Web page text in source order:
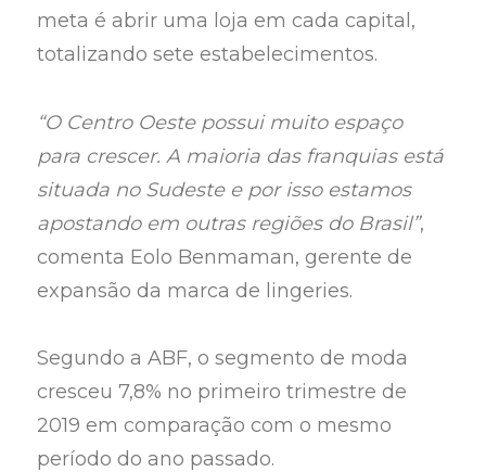
meta é abrir uma loja em cada capital,
totalizando sete estabelecimentos.
“O Centro Oeste possui muito espaço
para crescer. A maioria das franquias está
situada no Sudeste e por isso estamos
apostando em outras regiões do Brasil”,
comenta Eolo Benmaman, gerente de
expansão da marca de lingeries.
Segundo a ABF, o segmento de moda
cresceu 7,8% no primeiro trimestre de
2019 em comparação com o mesmo
período do ano passado.